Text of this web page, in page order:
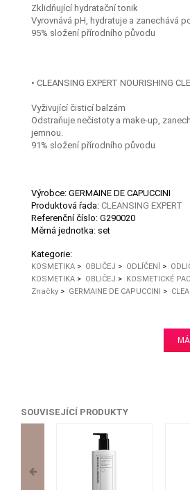
Zklidňující hydratační tonik
Vyrovnává pH, hydratuje a zanechává
95% složení přírodního původu
• CLEANSING EXPERT NOURISHING
Vyživující čisticí balzám
Odstraňuje nečistoty a make-up,
jemnou.
91% složení přírodního původu
Výrobce: GERMAINE DE CAPUCCINI
Produktová řada: CLEANSING EXPERT
Referenční číslo: G290020
Měrná jednotka: set
Kategorie:
KOSMETIKA > OBLIČEJ > ODLÍČENÍ >
KOSMETIKA > OBLIČEJ > KOSMETICKÉ
Značky > GERMAINE DE CAPUCCINI >
SOUVISEJÍCÍ PRODUKTY